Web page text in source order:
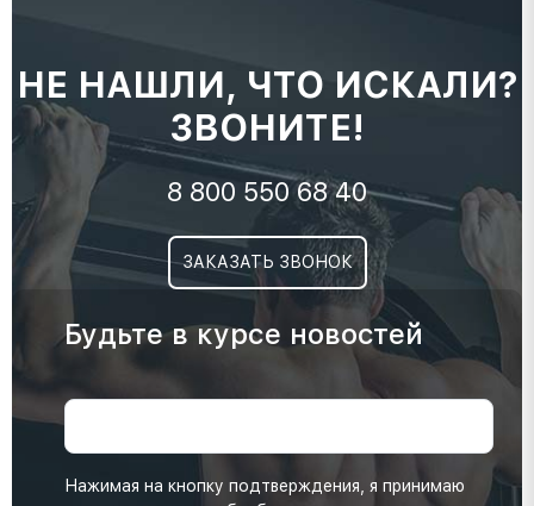
НЕ НАШЛИ, ЧТО ИСКАЛИ?
ЗВОНИТЕ!
8 800 550 68 40
ЗАКАЗАТЬ ЗВОНОК
Будьте в курсе новостей
Нажимая на кнопку подтверждения, я принимаю